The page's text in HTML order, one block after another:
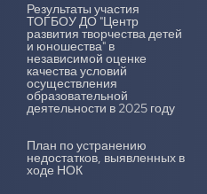
Результаты участия
ТОГБОУ ДО "Центр
развития творчества детей
и юношества" в
независимой оценке
качества условий
осуществления
образовательной
деятельности в 2025 году
План по устранению
недостатков, выявленных в
ходе НОК